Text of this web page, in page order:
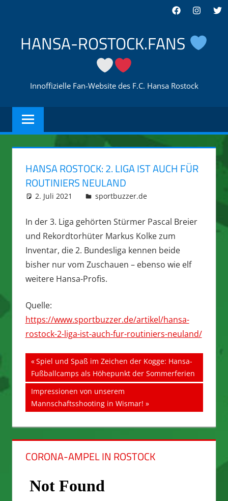
springen
Facebook
HANSA-ROSTOCK.FANS
Innoffizielle Fan-Website des F.C. Hansa Rostock
HANSA ROSTOCK: 2. LIGA IST AUCH FÜR
ROUTINIERS NEULAND
2. Juli 2021 integromat
sportbuzzer.de
In der 3. Liga gehörten Stürmer Pascal Breier
und Rekordtorhüter Markus Kolke zum
Inventar, die 2. Bundesliga kennen beide
bisher nur vom Zuschauen – ebenso wie elf
weitere Hansa-Profis.
Quelle:
https://www.sportbuzzer.de/artikel/hansa-
rostock-2-liga-ist-auch-fur-routiniers-neuland/
Beitragsnavigation
Vorheriger
Beitrag:
Spiel und Spaß im Zeichen der Kogge: Hansa-
Fußballcamps als Höhepunkt der Sommerferien
Nächster
Beitrag:
Impressionen von unserem
Mannschaftsshooting in Wismar!
CORONA-AMPEL IN ROSTOCK